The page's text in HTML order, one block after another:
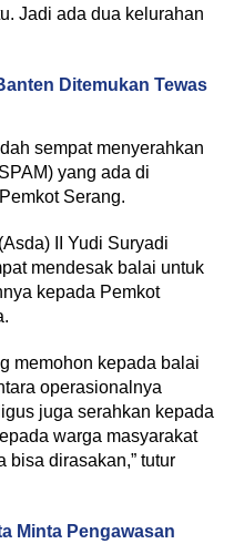
Jadi ada dua kelurahan
Ditemukan Tewas
sempat menyerahkan
yang ada di
Serang.
II Yudi Suryadi
mendesak balai untuk
kepada Pemkot
memohon kepada balai
operasionalnya
juga serahkan kepada
warga masyarakat
bisa dirasakan,” tutur
Minta Pengawasan